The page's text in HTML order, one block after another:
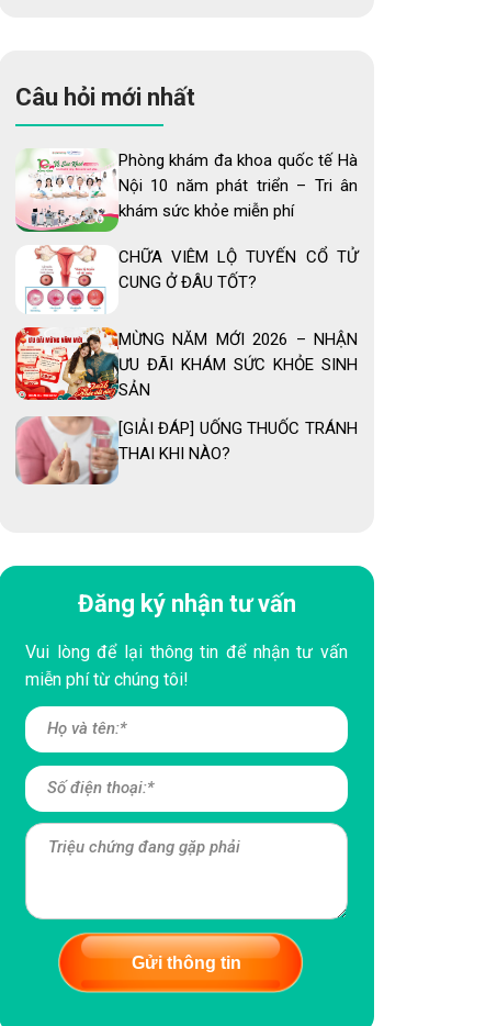
Câu hỏi mới nhất
Phòng khám đa khoa quốc tế Hà
Nội 10 năm phát triển – Tri ân
khám sức khỏe miễn phí
CHỮA VIÊM LỘ TUYẾN CỔ TỬ
CUNG Ở ĐÂU TỐT?
MỪNG NĂM MỚI 2026 – NHẬN
ƯU ĐÃI KHÁM SỨC KHỎE SINH
SẢN
[GIẢI ĐÁP] UỐNG THUỐC TRÁNH
THAI KHI NÀO?
Đăng ký nhận tư vấn
Vui lòng để lại thông tin để nhận tư vấn
miễn phí từ chúng tôi!
Gửi thông tin